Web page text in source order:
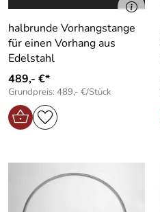
halbrunde Vorhangstange
für einen Vorhang aus
Edelstahl
489,- €*
Grundpreis: 489,- €/Stück